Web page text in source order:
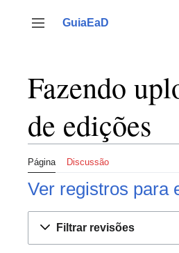
para
Alternar barra lateral
GuiaEaD
Fazendo
de edições
Página Discussão
Ver registros para
Filtrar revisões